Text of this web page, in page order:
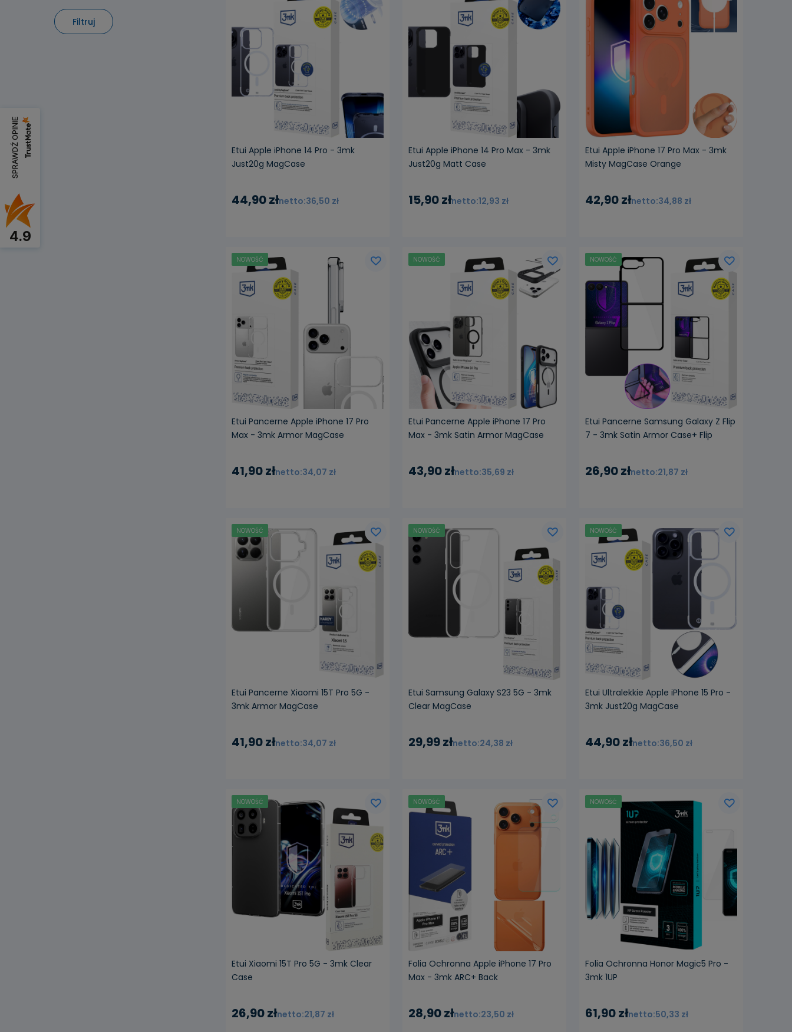
Filtruj
Etui Apple iPhone 14 Pro - 3mk
Just20g MagCase
44,90 zł 36,50 zł
Etui Apple iPhone 14 Pro Max - 3mk
Just20g Matt Case
15,90 zł 12,93 zł
Etui Apple iPhone 17 Pro Max - 3mk
Misty MagCase Orange
42,90 zł 34,88 zł
Etui Pancerne Apple iPhone 17 Pro
Max - 3mk Armor MagCase
41,90 zł 34,07 zł
NOWOŚĆ
Etui Pancerne Apple iPhone 17 Pro
Max - 3mk Satin Armor MagCase
43,90 zł 35,69 zł
NOWOŚĆ
Etui Pancerne Samsung Galaxy Z Flip
7 - 3mk Satin Armor Case+ Flip
26,90 zł 21,87 zł
NOWOŚĆ
Etui Pancerne Xiaomi 15T Pro 5G -
3mk Armor MagCase
41,90 zł 34,07 zł
NOWOŚĆ
Etui Samsung Galaxy S23 5G - 3mk
Clear MagCase
29,99 zł 24,38 zł
powiadom o dostępności
NOWOŚĆ
Etui Ultralekkie Apple iPhone 15 Pro -
3mk Just20g MagCase
44,90 zł 36,50 zł
NOWOŚĆ
Etui Xiaomi 15T Pro 5G - 3mk Clear
Case
26,90 zł 21,87 zł
NOWOŚĆ
Folia Ochronna Apple iPhone 17 Pro
Max - 3mk ARC+ Back
28,90 zł 23,50 zł
NOWOŚĆ
Folia Ochronna Honor Magic5 Pro -
3mk 1UP
61,90 zł 50,33 zł
NOWOŚĆ
SPRAWDŹ OPINIE
4.9